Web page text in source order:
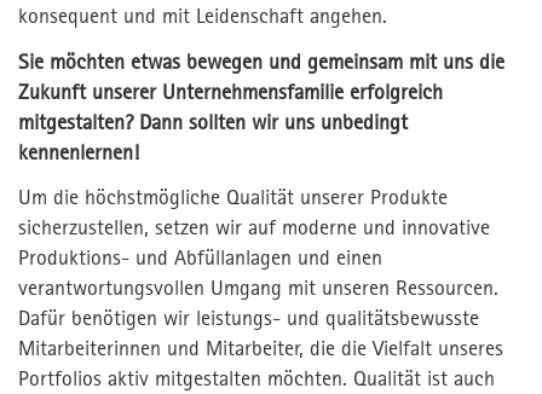
konsequent und mit Leidenschaft angehen.
Sie möchten etwas bewegen und gemeinsam mit uns die
Zukunft unserer Unternehmensfamilie erfolgreich
mitgestalten? Dann sollten wir uns unbedingt
kennenlernen!
Um die höchstmögliche Qualität unserer Produkte
sicherzustellen, setzen wir auf moderne und innovative
Produktions- und Abfüllanlagen und einen
verantwortungsvollen Umgang mit unseren Ressourcen.
Dafür benötigen wir leistungs- und qualitätsbewusste
Mitarbeiterinnen und Mitarbeiter, die die Vielfalt unseres
Portfolios aktiv mitgestalten möchten. Qualität ist auch